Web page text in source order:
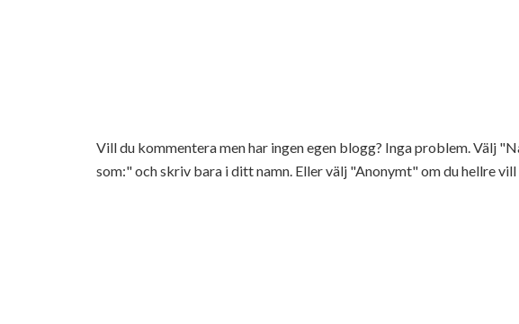
Vill du kommentera men har ingen egen blogg? Inga problem. Välj
som:" och skriv bara i ditt namn. Eller välj "Anonymt" om du hellre vill